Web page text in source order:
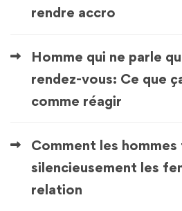
rendre accro
Homme qui ne parle
rendez-vous: Ce que
comme réagir
Comment les
silencieusement les
relation